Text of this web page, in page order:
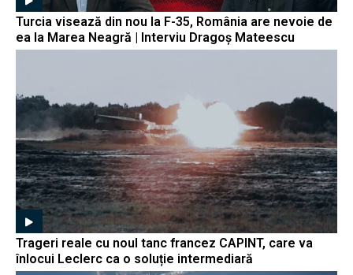
Turcia visează din nou la F-35, România are nevoie de
ea la Marea Neagră | Interviu Dragoș Mateescu
Trageri reale cu noul tanc francez CAPINT, care va
înlocui Leclerc ca o soluție intermediară